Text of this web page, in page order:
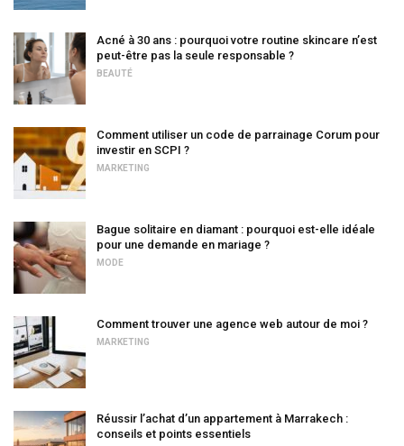
Acné à 30 ans : pourquoi votre routine skincare n’est
peut-être pas la seule responsable ?
BEAUTÉ
Comment utiliser un code de parrainage Corum pour
investir en SCPI ?
MARKETING
Bague solitaire en diamant : pourquoi est-elle idéale
pour une demande en mariage ?
MODE
Comment trouver une agence web autour de moi ?
MARKETING
Réussir l’achat d’un appartement à Marrakech :
conseils et points essentiels